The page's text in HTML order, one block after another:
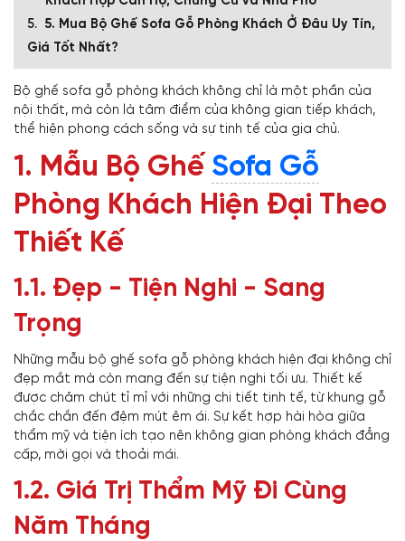
5. Mua Bộ Ghế Sofa Gỗ Phòng Khách Ở Đâu Uy Tín,
Giá Tốt Nhất?
Bộ ghế sofa gỗ phòng khách không chỉ là một phần của
nội thất, mà còn là tâm điểm của không gian tiếp khách,
thể hiện phong cách sống và sự tinh tế của gia chủ.
1. Mẫu Bộ Ghế Sofa Gỗ
Phòng Khách Hiện Đại Theo
Thiết Kế
1.1. Đẹp - Tiện Nghi - Sang
Trọng
Những mẫu bộ ghế sofa gỗ phòng khách hiện đại không chỉ
đẹp mắt mà còn mang đến sự tiện nghi tối ưu. Thiết kế
được chăm chút tỉ mỉ với những chi tiết tinh tế, từ khung gỗ
chắc chắn đến đệm mút êm ái. Sự kết hợp hài hòa giữa
thẩm mỹ và tiện ích tạo nên không gian phòng khách đẳng
cấp, mời gọi và thoải mái.
1.2. Giá Trị Thẩm Mỹ Đi Cùng
Năm Tháng